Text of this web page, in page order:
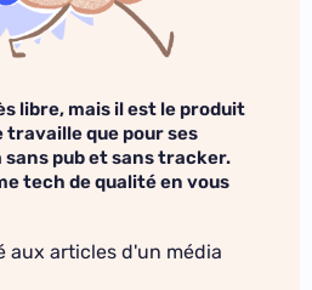
libre, mais il est le produit
que pour ses
pub et sans tracker.
tech de qualité en vous
aux articles d'un média